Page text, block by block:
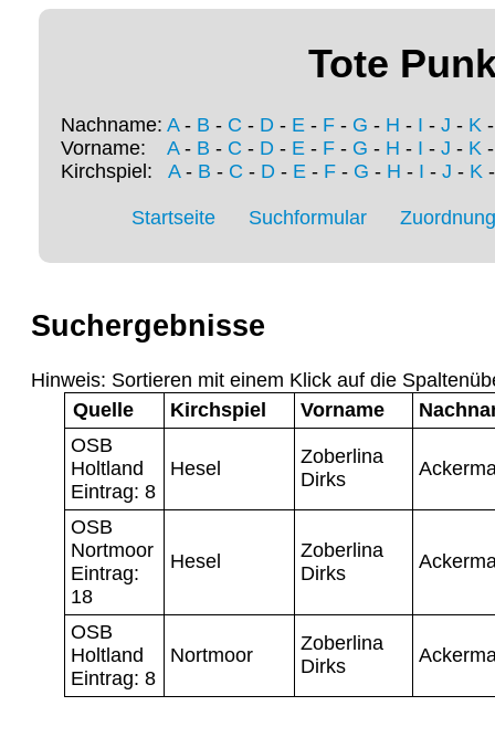
Tote
Nachname: A- B - C - D - E - F - G - H - I - J - K
Vorname: A- B - C - D - E - F - G - H - I - J - K
Kirchspiel: A- B - C - D- E- F- G - H - I - J - K
Startseite Suchformular
Suchergebnisse
Hinweis: Sortieren mit einem Klick auf die
Quelle
Kirchspiel Vorname
OSB
Holtland
Eintrag: 8
Hesel
Zoberlina
Dirks
OSB
Nortmoor
Eintrag:
18
Hesel
Zoberlina
Dirks
OSB
Holtland
Eintrag: 8
Nortmoor
Zoberlina
Dirks